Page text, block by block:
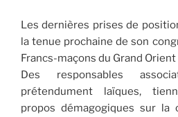
Les dernières prises de
la tenue prochaine de son
Francs-maçons du Grand Orient
Des responsables
prétendument laïques,
propos démagogiques sur la